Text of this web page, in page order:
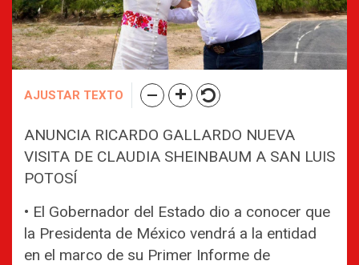
AJUSTAR TEXTO
ANUNCIA RICARDO GALLARDO NUEVA
VISITA DE CLAUDIA SHEINBAUM A SAN LUIS
POTOSÍ
• El Gobernador del Estado dio a conocer que
la Presidenta de México vendrá a la entidad
en el marco de su Primer Informe de